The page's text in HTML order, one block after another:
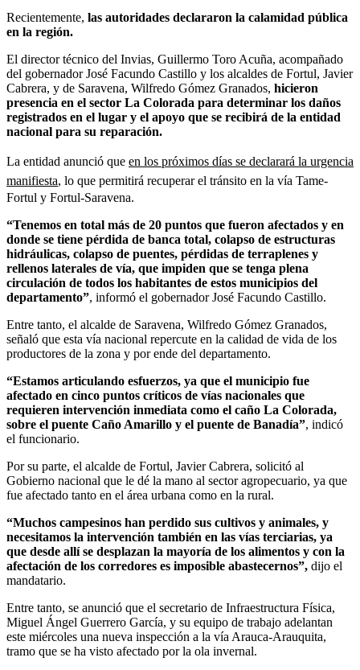
Recientemente, las autoridades declararon la calamidad pública
en la región.
El director técnico del Invias, Guillermo Toro Acuña, acompañado
del gobernador José Facundo Castillo y los alcaldes de Fortul, Javier
Cabrera, y de Saravena, Wilfredo Gómez Granados, hicieron
presencia en el sector La Colorada para determinar los daños
registrados en el lugar y el apoyo que se recibirá de la entidad
nacional para su reparación.
La entidad anunció que en los próximos días se declarará la urgencia
manifiesta, lo que permitirá recuperar el tránsito en la vía Tame-
Fortul y Fortul-Saravena.
“Tenemos en total más de 20 puntos que fueron afectados y en
donde se tiene pérdida de banca total, colapso de estructuras
hidráulicas, colapso de puentes, pérdidas de terraplenes y
rellenos laterales de vía, que impiden que se tenga plena
circulación de todos los habitantes de estos municipios del
departamento”, informó el gobernador José Facundo Castillo.
Entre tanto, el alcalde de Saravena, Wilfredo Gómez Granados,
señaló que esta vía nacional repercute en la calidad de vida de los
productores de la zona y por ende del departamento.
“Estamos articulando esfuerzos, ya que el municipio fue
afectado en cinco puntos críticos de vías nacionales que
requieren intervención inmediata como el caño La Colorada,
sobre el puente Caño Amarillo y el puente de Banadía”, indicó
el funcionario.
Por su parte, el alcalde de Fortul, Javier Cabrera, solicitó al
Gobierno nacional que le dé la mano al sector agropecuario, ya que
fue afectado tanto en el área urbana como en la rural.
“Muchos campesinos han perdido sus cultivos y animales, y
necesitamos la intervención también en las vías terciarias, ya
que desde allí se desplazan la mayoría de los alimentos y con la
afectación de los corredores es imposible abastecernos”, dijo el
mandatario.
Entre tanto, se anunció que el secretario de Infraestructura Física,
Miguel Ángel Guerrero García, y su equipo de trabajo adelantan
este miércoles una nueva inspección a la vía Arauca-Arauquita,
tramo que se ha visto afectado por la ola invernal.